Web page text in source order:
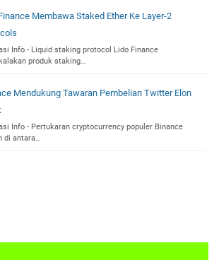
Membawa Staked Ether Ke Layer-2
Info - Liquid staking protocol Lido Finance
produk staking…
Mendukung Tawaran Pembelian Twitter Elon
Info - Pertukaran cryptocurrency populer Binance
di antara…